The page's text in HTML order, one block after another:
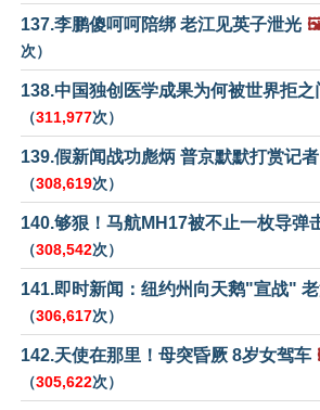
137.李鹏傻呵呵陪绑 老江见英子泄光
次）
138.中国独创医学成果为何被世界拒之
（311,977次）
139.假新闻战功彪炳 普京默默打赏记者
（308,619次）
140.够狠！马航MH17被不止一枚导弹
（308,542次）
141.即时新闻：纽约州向天鹅"宣战"
（306,617次）
142.天使在那里！母突昏厥 8岁女驾车
（305,622次）